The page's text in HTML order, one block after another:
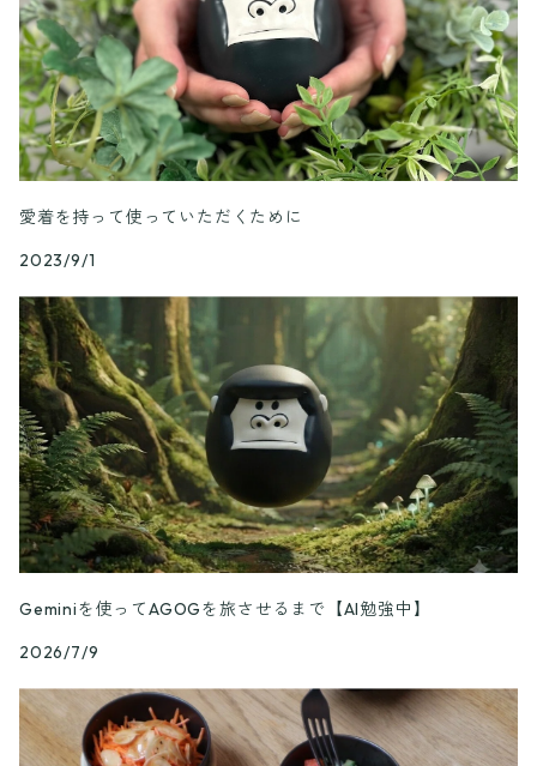
愛着を持って使っていただくために
2023/9/1
Geminiを使ってAGOGを旅させるまで【AI勉強中】
2026/7/9